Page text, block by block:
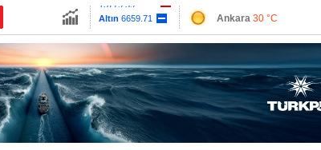
Altın 6659.71
Euro55.1258
Ankara 30 °C
Antalya36 °C
Muğla 31 °C
Çanakkale 32 °C